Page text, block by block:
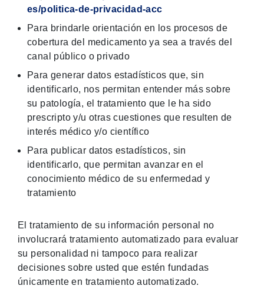
es/politica-de-privacidad-acc
Para brindarle orientación en los procesos de
cobertura del medicamento ya sea a través del
canal público o privado
Para generar datos estadísticos que, sin
identificarlo, nos permitan entender más sobre
su patología, el tratamiento que le ha sido
prescripto y/u otras cuestiones que resulten de
interés médico y/o científico
Para publicar datos estadísticos, sin
identificarlo, que permitan avanzar en el
conocimiento médico de su enfermedad y
tratamiento
El tratamiento de su información personal no
involucrará tratamiento automatizado para evaluar
su personalidad ni tampoco para realizar
decisiones sobre usted que estén fundadas
únicamente en tratamiento automatizado.